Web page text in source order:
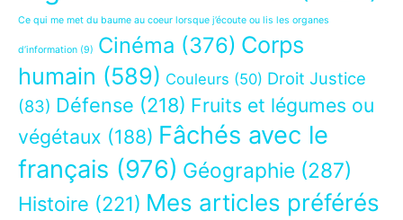
Ce qui me met du baume au coeur lorsque j’écoute ou lis les organes
d’information (9) Cinéma (376) Corps
humain (589) Couleurs (50) Droit Justice
(83) Défense (218) Fruits et légumes ou
végétaux (188) Fâchés avec le
français (976) Géographie (287)
Histoire (221) Mes articles préférés